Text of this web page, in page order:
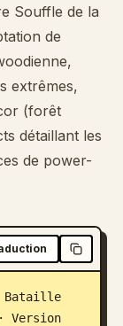
Souffle de la
de
extrêmes,
(forêt
détaillant les
de power-
Bataille
Version